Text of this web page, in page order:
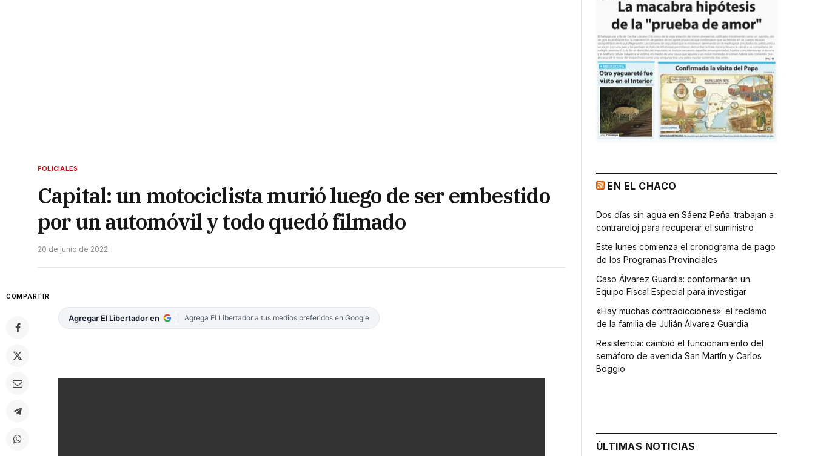
POLICIALES
Capital: un motociclista murió luego de ser embestido
por un automóvil y todo quedó filmado
20 de junio de 2022
COMPARTIR
Agregar El Libertador en Agrega El Libertador a tus medios preferidos en Google
EN EL CHACO
Dos días sin agua en Sáenz Peña: trabajan a
contrareloj para recuperar el suministro
Este lunes comienza el cronograma de pago
de los Programas Provinciales
Caso Álvarez Guardia: conformarán un
Equipo Fiscal Especial para investigar
«Hay muchas contradicciones»: el reclamo
de la familia de Julián Álvarez Guardia
Resistencia: cambió el funcionamiento del
semáforo de avenida San Martín y Carlos
Boggio
ÚLTIMAS NOTICIAS